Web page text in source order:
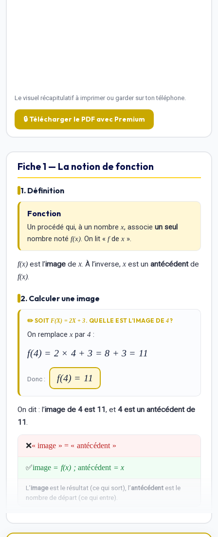
Le visuel récapitulatif à imprimer ou garder sur ton téléphone.
🔒 Télécharger le PDF avec Premium
Fiche 1 — La notion de fonction
1. Définition
Fonction
Un procédé qui, à un nombre x, associe un seul
nombre noté f(x) . On lit «fdex ».
f(x) est l’image dex . À l’inverse,x est unantécédentde
f(x)
2. Calculer une image
✏️ SOIT F(X) = 2X + 3. QUELLE EST L’IMAGE DE 4?
On remplace xpar 4 :
f(4) = 2 × 4 + 3 = 8 + 3 = 11
Donc : f(4) = 11
On dit : l’image de 4 est 11, et 4 est un antécédent de
11
❌« image » = « antécédent »
✅image = f(x) ; antécédent = x
L’imageest le résultat (ce qui sort), l’antécédentest le
nombre de départ (ce qui entre).